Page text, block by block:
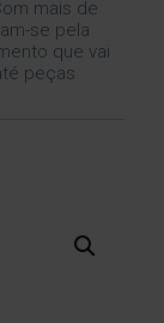
mais de
se pela
que vai
peças